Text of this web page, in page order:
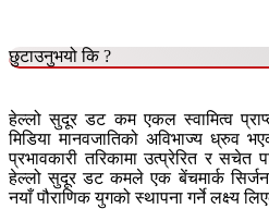
छुटाउनुभयो कि ?
हेल्लो सुदूर डट कम एकल स्वामित्व
मिडिया मानवजातिको अविभाज्य ध्रुव
प्रभावकारी तरिकामा उत्प्रेरित र सचेत
हेल्लो सुदूर डट कमले एक बेंचमार्क सिर्जना
नयाँ पौराणिक युगको स्थापना गर्ने लक्ष्य